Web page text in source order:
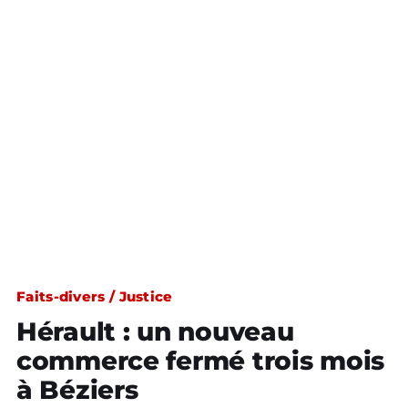
Faits-divers / Justice
Hérault : un nouveau
commerce fermé trois mois
à Béziers